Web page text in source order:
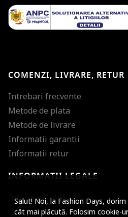
Salut! Noi, la Fashion Days,
cât mai plăcută. Folosim cookie-
COMENZI, LIVRARE, RETUR
Intrebari frecvente
Metode de plata
Metode de livrare
Informatii garantii
Informatii retur
INFORMATII LEGALE
Informatii utile